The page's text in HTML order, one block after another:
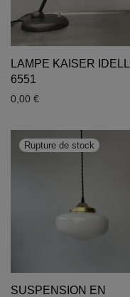
LAMPE KAISER IDELL
6551
0,00 €
SUSPENSION EN